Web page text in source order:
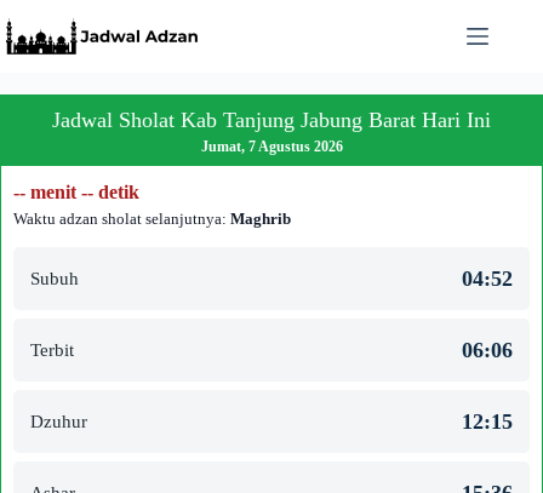
to
content
Jadwal Sholat Kab Tanjung Jabung Barat Hari Ini
Jumat, 7 Agustus 2026
-- menit -- detik
Waktu adzan sholat selanjutnya: Maghrib
Subuh 04:52
Terbit 06:06
Dzuhur 12:15